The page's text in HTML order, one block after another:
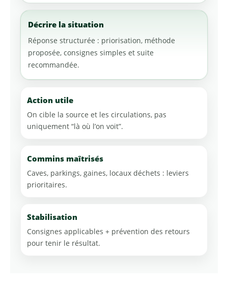
Décrire la situation
Réponse structurée : priorisation, méthode
proposée, consignes simples et suite
recommandée.
Action utile
On cible la source et les circulations, pas
uniquement “là où l’on voit”.
Commins maîtrisés
Caves, parkings, gaines, locaux déchets : leviers
prioritaires.
Stabilisation
Consignes applicables + prévention des retours
pour tenir le résultat.